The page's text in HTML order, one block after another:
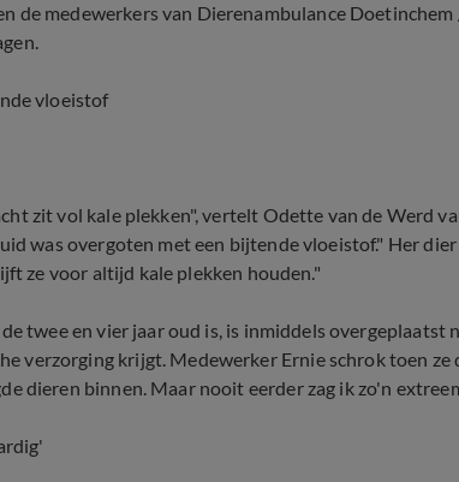
de medewerkers van Dierenambulance
vloeistof
zit vol kale plekken", vertelt Odette van de Werd
was overgoten met een bijtende vloeistof." Her
ze voor altijd kale plekken houden."
twee en vier jaar oud is, is inmiddels overgeplaatst
verzorging krijgt. Medewerker Ernie schrok toen ze
dieren binnen. Maar nooit eerder zag ik zo'n